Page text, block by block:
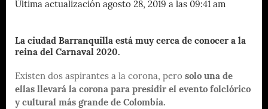
Última actualización agosto 28, 2019 a las 09:41 am
La ciudad Barranquilla está muy cerca de conocer a la
reina del Carnaval 2020.
Existen dos aspirantes a la corona, pero solo una de
ellas llevará la corona para presidir el evento folclórico
y cultural más grande de Colombia.